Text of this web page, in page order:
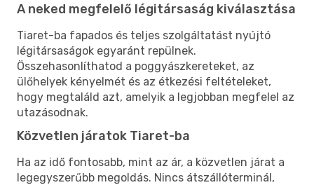
A neked megfelelő légitársaság kiválasztása
Tiaret-ba fapados és teljes szolgáltatást nyújtó
légitársaságok egyaránt repülnek.
Összehasonlíthatod a poggyászkereteket, az
ülőhelyek kényelmét és az étkezési feltételeket,
hogy megtaláld azt, amelyik a legjobban megfelel az
utazásodnak.
Közvetlen járatok Tiaret-ba
Ha az idő fontosabb, mint az ár, a közvetlen járat a
legegyszerűbb megoldás. Nincs átszállóterminál,